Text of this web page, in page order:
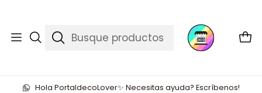
Hola PortaldecoLover✨ Necesitas ayuda? Escríbenos!